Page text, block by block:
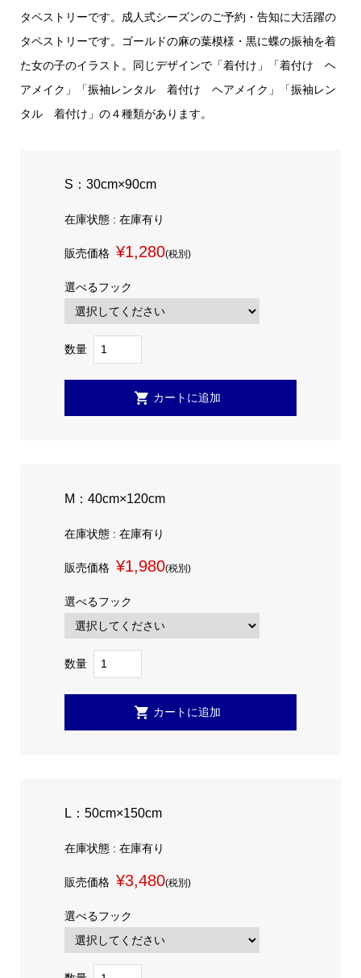
タペストリーです。成人式シーズンのご予約・告知に大活躍の
タペストリーです。ゴールドの麻の葉模様・黒に蝶の振袖を着
た女の子のイラスト。同じデザインで「着付け」「着付け ヘ
アメイク」「振袖レンタル 着付け ヘアメイク」「振袖レン
タル 着付け」の４種類があります。
S：30cm×90cm
在庫状態 : 在庫有り
販売価格 ¥1,280(税別)
選べるフック
数量
M：40cm×120cm
在庫状態 : 在庫有り
販売価格 ¥1,980(税別)
選べるフック
数量
L：50cm×150cm
在庫状態 : 在庫有り
販売価格 ¥3,480(税別)
選べるフック